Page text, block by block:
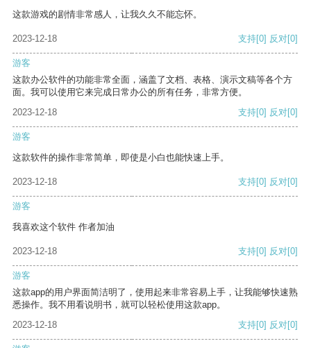
这款游戏的剧情非常感人，让我久久不能忘怀。
2023-12-18 支持[0] 反对[0]
游客
这款办公软件的功能非常全面，涵盖了文档、表格、演示文稿等各个方
面。我可以使用它来完成日常办公的所有任务，非常方便。
2023-12-18
支持[0] 反对[0]
游客
这款软件的操作非常简单，即使是小白也能快速上手。
2023-12-18 支持[0] 反对[0]
游客
我喜欢这个软件 作者加油
2023-12-18 支持[0] 反对[0]
游客
这款app的用户界面简洁明了，使用起来非常容易上手，让我能够快速熟
悉操作。我不用看说明书，就可以轻松使用这款app。
2023-12-18
支持[0] 反对[0]